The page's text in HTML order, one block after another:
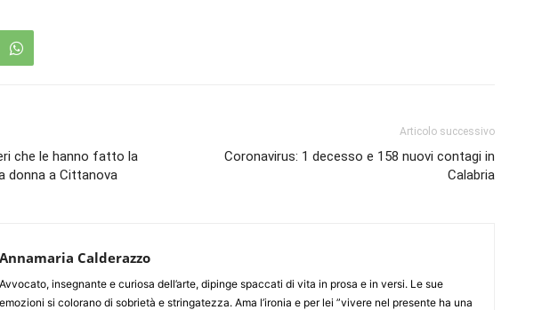
che le hanno fatto la
donna a Cittanova
Articolo successivo
Coronavirus: 1 decesso e 158 nuovi contagi in
Calabria
Annamaria Calderazzo
Avvocato, insegnante e curiosa dell’arte, dipinge spaccati di vita in prosa e in versi. Le sue
emozioni si colorano di sobrietà e stringatezza. Ama l’ironia e per lei ”vivere nel presente ha una